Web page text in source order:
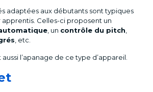
adaptées aux débutants sont typiques
Celles-ci proposent un
, un contrôle du pitch
, etc.
l’apanage de ce type d’appareil.